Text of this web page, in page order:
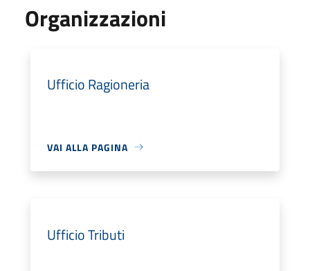
Organizzazioni
Ufficio Ragioneria
VAI ALLA PAGINA
Ufficio Tributi